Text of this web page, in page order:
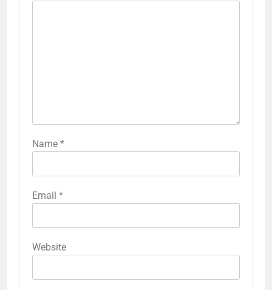
Name *
Email *
Website